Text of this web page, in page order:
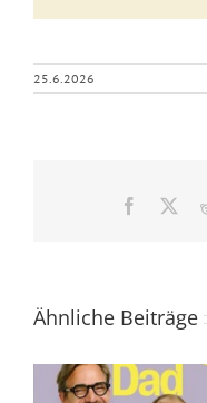
25.6.2026
Facebook
Ähnliche Beiträge